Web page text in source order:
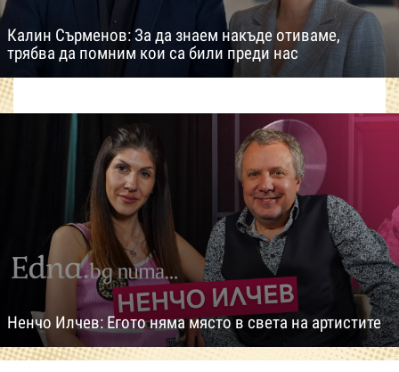
Калин Сърменов: За да знаем накъде отиваме,
трябва да помним кои са били преди нас
Ненчо Илчев: Егото няма място в света на артистите